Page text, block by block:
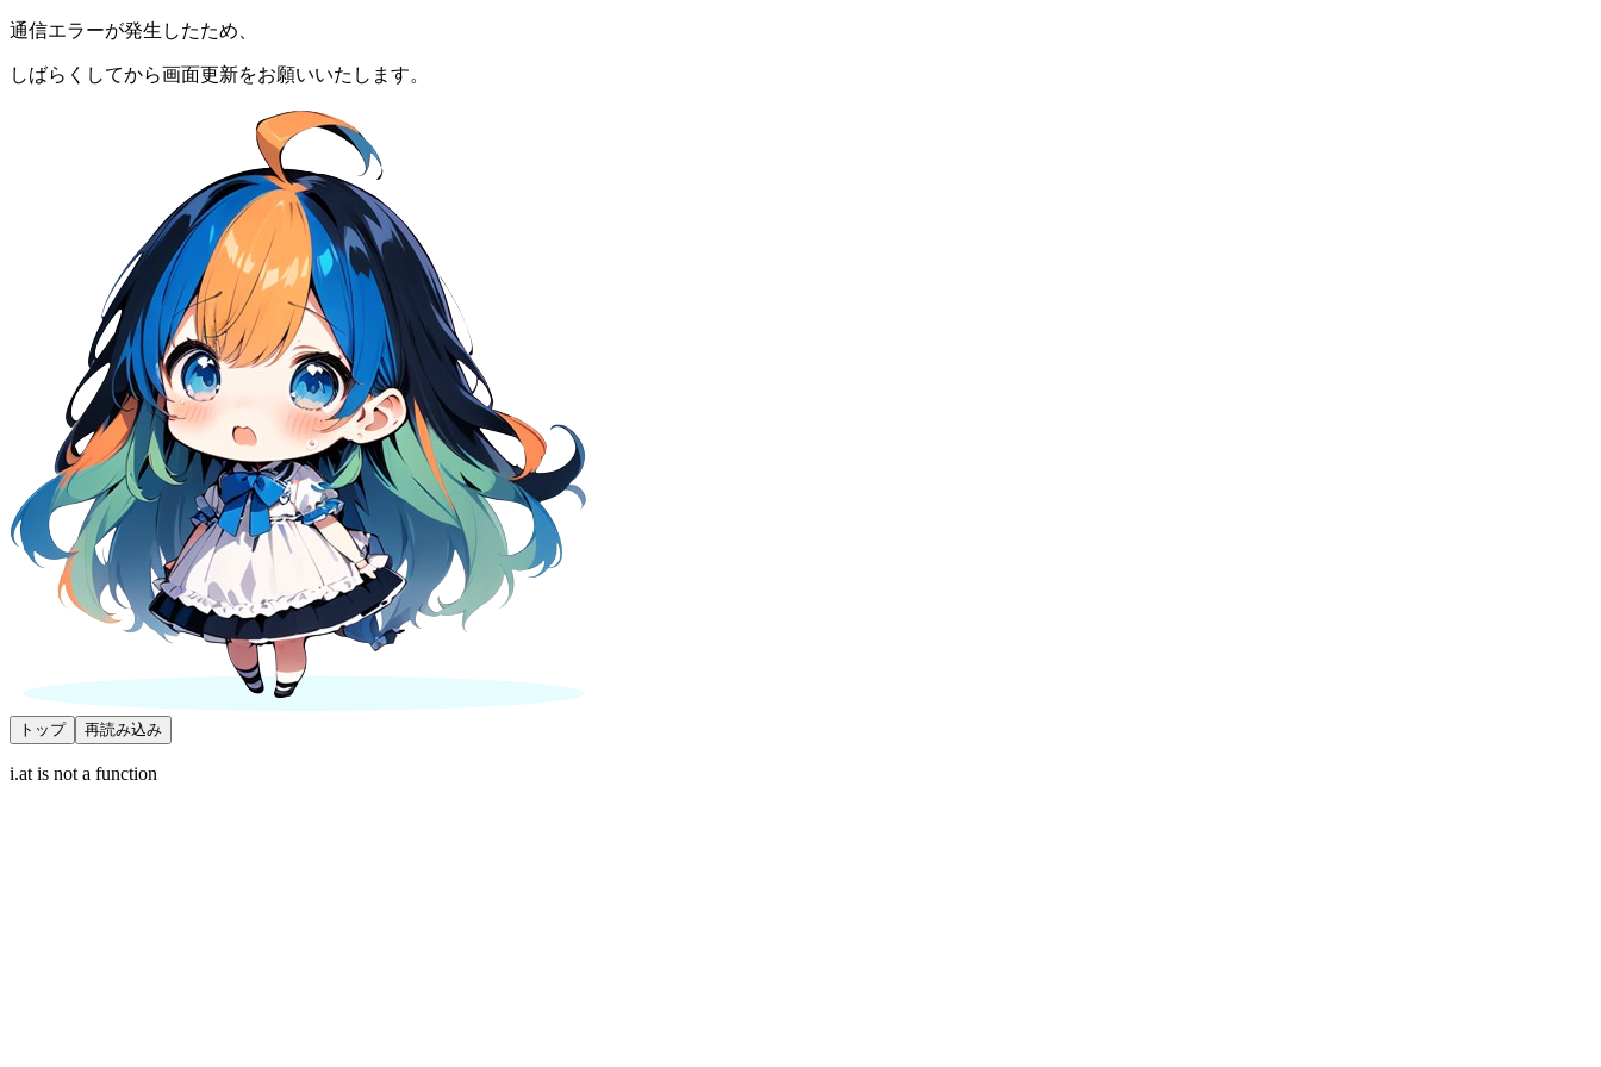
通信エラーが発生したため、
しばらくしてから画面更新をお願いいたします。
トップ 再読み込み
i.at is not a function